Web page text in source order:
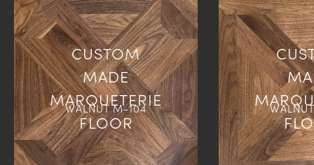
CUSTOM
MADE
MARQUETERIE
FLOOR
WALNUT M-104